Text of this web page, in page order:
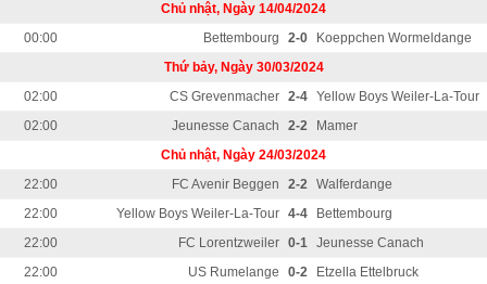
Chủ nhật, Ngày 14/04/2024
00:00
Bettembourg 2-0
Koeppchen Wormeldange
Thứ bảy, Ngày 30/03/2024
02:00
CS Grevenmacher 2-4 Yellow Boys Weiler-La-Tour
02:00
Jeunesse Canach 2-2
Mamer
Chủ nhật, Ngày 24/03/2024
22:00
FC Avenir Beggen 2-2 Walferdange
22:00
Yellow Boys Weiler-La-Tour 4-4
Bettembourg
22:00
FC Lorentzweiler 0-1 Jeunesse Canach
22:00
US Rumelange 0-2
Etzella Ettelbruck